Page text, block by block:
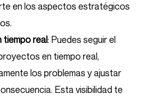
en los aspectos estratégicos
tiempo real: Puedes seguir el
en tiempo real,
los problemas y ajustar
Esta visibilidad te